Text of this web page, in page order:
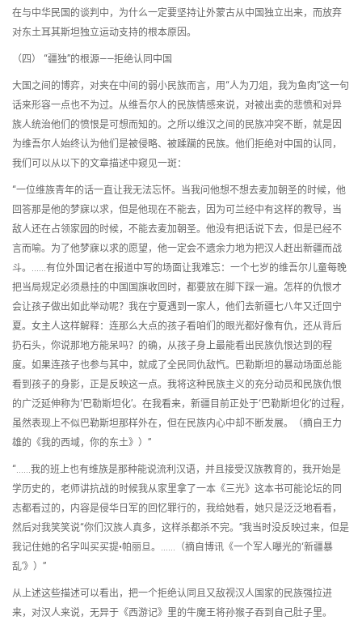
在与中华民国的谈判中，为什么一定要坚持让外蒙古从中国独立出来，而放弃
对东土耳其斯坦独立运动支持的根本原因。
（四） “疆独”的根源——拒绝认同中国
大国之间的博弈，对夹在中间的弱小民族而言，用“人为刀俎，我为鱼肉”这一句
话来形容一点也不为过。从维吾尔人的民族情感来说，对被出卖的悲愤和对异
族人统治他们的愤恨是可想而知的。之所以维汉之间的民族冲突不断，就是因
为维吾尔人始终认为他们是被侵略、被蹂躏的民族。他们拒绝对中国的认同，
我们可以从以下的文章描述中窥见一斑：
“一位维族青年的话一直让我无法忘怀。当我问他想不想去麦加朝圣的时候，他
回答那是他的梦寐以求，但是他现在不能去，因为可兰经中有这样的教导，当
敌人还在占领家园的时候，不能去麦加朝圣。他没有把话说下去，但是已经不
言而喻。为了他梦寐以求的愿望，他一定会不遗余力地为把汉人赶出新疆而战
斗。……有位外国记者在报道中写的场面让我难忘：一个七岁的维吾尔儿童每晚
把当局规定必须悬挂的中国国旗收回时，都要放在脚下踩一遍。怎样的仇恨才
会让孩子做出如此举动呢？我在宁夏遇到一家人，他们去新疆七八年又迁回宁
夏。女主人这样解释：连那么大点的孩子看咱们的眼光都好像有仇，还从背后
扔石头，你说那地方能呆吗？的确，从孩子身上最能看出民族仇恨达到的程
度。如果连孩子也参与其中，就成了全民同仇敌忾。巴勒斯坦的暴动场面总能
看到孩子的身影，正是反映这一点。我将这种民族主义的充分动员和民族仇恨
的广泛延伸称为‘巴勒斯坦化’。在我看来，新疆目前正处于‘巴勒斯坦化’的过程，
虽然表现上不似巴勒斯坦那样外在，但在民族内心中却不断发展。（摘自王力
雄的《我的西域，你的东土》）”
“……我的班上也有维族是那种能说流利汉语，并且接受汉族教育的，我开始是
学历史的，老师讲抗战的时候我从家里拿了一本《三光》这本书可能论坛的同
志都看过的，内容是侵华日军的回忆罪行的，我给她看，她只是泛泛地看看，
然后对我笑笑说“你们汉族人真多，这样杀都杀不完。”我当时没反映过来，但是
我记住她的名字叫买买提•帕丽旦。……（摘自博讯《一个军人曝光的‘新疆暴
乱’》）”
从上述这些描述可以看出，把一个拒绝认同且又敌视汉人国家的民族强拉进
来，对汉人来说，无异于《西游记》里的牛魔王将孙猴子吞到自己肚子里。